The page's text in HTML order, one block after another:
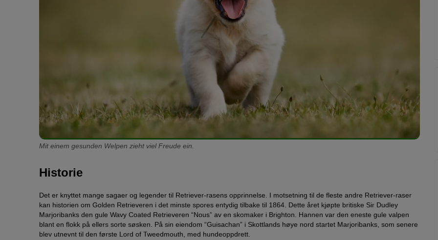
Mit einem gesunden Welpen zieht viel Freude ein.
Historie
Det er knyttet mange sagaer og legender til Retriever-rasens opprinnelse. I motsetning til de fleste andre Retriever-raser
kan historien om Golden Retrieveren i det minste spores entydig tilbake til 1864. Dette året kjøpte britiske Sir Dudley
Marjoribanks den gule Wavy Coated Retrieveren “Nous” av en skomaker i Brighton. Hannen var den eneste gule valpen
blant en flokk på ellers sorte søsken. På sin eiendom “Guisachan” i Skottlands høye nord startet Marjoribanks, som senere
blev utnevnt til den første Lord of Tweedmouth, med hundeoppdrett.